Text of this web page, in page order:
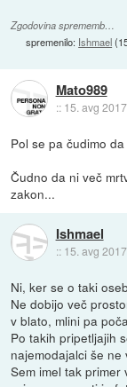
Zgodovina sprememb…
spremenilo: Ishmael(
Mato989
:: 15. avg
Pol se pa čudimo
Čudno da ni več
zakon...
Ishmael
:: 15. avg
Ni, ker se o taki
Ne dobijo več
v blato, mlini pa
Po takih pripetljajih
najemodajalci še
Sem imel tak